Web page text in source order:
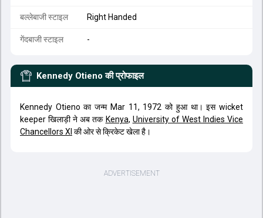
बल्लेबाजी स्टाइल Right Handed
गेंदबाजी स्टाइल -
Kennedy Otieno की प्रोफाइल
Kennedy Otieno का जन्म Mar 11, 1972 को हुआ था। इस wicket
keeper खिलाड़ी ने अब तक Kenya, University of West Indies Vice
Chancellors XI की ओर से क्रिकेट खेला है।